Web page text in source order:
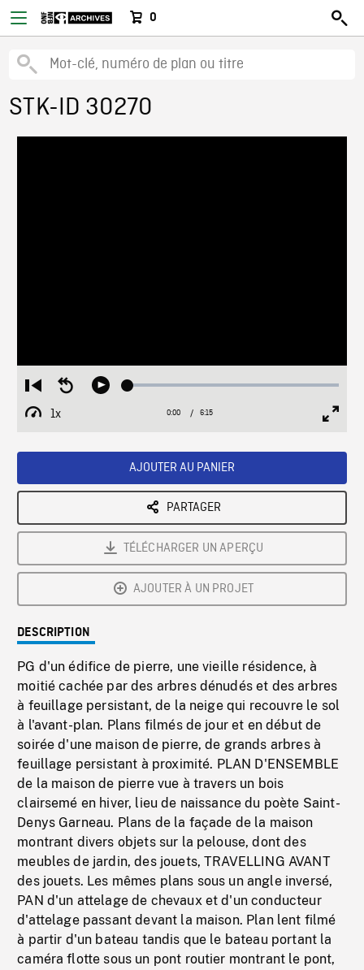
0
STK-ID 30270
Restart
from
beginning
Seek
Play Loaded:
1x
Playback
Current
0:00 / Duration
6:15
AJOUTER AU PANIER
PARTAGER
TÉLÉCHARGER UN APERÇU
AJOUTER À UN PROJET
DESCRIPTION
PG d'un édifice de pierre, une vieille résidence, à
moitié cachée par des arbres dénudés et des arbres
à feuillage persistant, de la neige qui recouvre le sol
à l'avant-plan. Plans filmés de jour et en début de
soirée d'une maison de pierre, de grands arbres à
feuillage persistant à proximité. PLAN D'ENSEMBLE
de la maison de pierre vue à travers un bois
clairsemé en hiver, lieu de naissance du poète Saint-
Denys Garneau. Plans de la façade de la maison
montrant divers objets sur la pelouse, dont des
meubles de jardin, des jouets, TRAVELLING AVANT
des jouets. Les mêmes plans sous un angle inversé,
PAN d'un attelage de chevaux et d'un conducteur
d'attelage passant devant la maison. Plan lent filmé
à partir d'un bateau tandis que le bateau portant la
caméra flotte sous un pont routier montrant le pont,